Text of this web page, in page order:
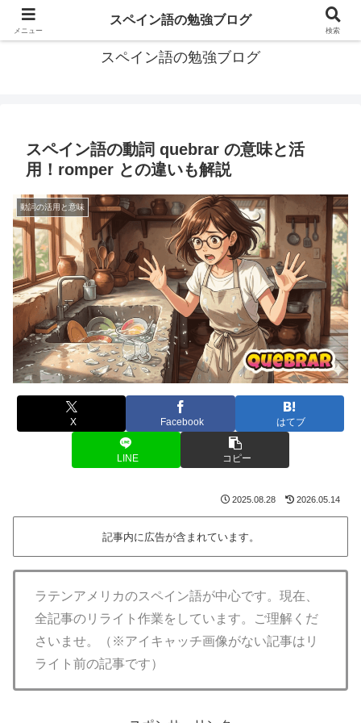
グアテマラで学習したスペイン語の備忘録
スペイン語の勉強ブログ
スペイン語の動詞 quebrar の意味と活
用！romper との違いも解説
動詞の活用と意味
X Facebook はてブ
LINE コピー
2025.08.28 2026.05.14
記事内に広告が含まれています。
ラテンアメリカのスペイン語が中心です。現在、
全記事のリライト作業をしています。ご理解くだ
さいませ。（※アイキャッチ画像がない記事はリ
ライト前の記事です）
メニュー
スペイン語の勉強ブログ
検索